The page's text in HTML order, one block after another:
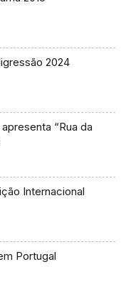
2024
“Rua da
Internacional
Portugal